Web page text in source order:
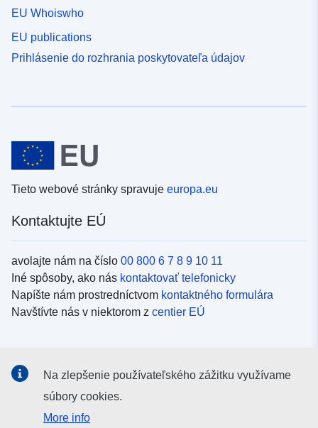
EU Whoiswho
EU publications
Prihlásenie do rozhrania poskytovateľa údajov
Tieto webové stránky spravuje europa.eu
Kontaktujte EÚ
avolajte nám na číslo 00 800 6 7 8 9 10 11
Iné spôsoby, ako nás kontaktovať telefonicky
Napíšte nám prostredníctvom kontaktného formulára
Navštívte nás v niektorom z centier EÚ
Kanály EÚ nasociálnych médiách
Na zlepšenie používateľského zážitku využívame
súbory cookies.
More info